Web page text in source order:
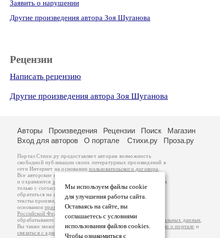
Заявить о нарушении
Другие произведения автора Зоя Шуганова
Рецензии
Написать рецензию
Другие произведения автора Зоя Шуганова
Мы используем файлы cookie
для улучшения работы сайта.
Оставаясь на сайте, вы
соглашаетесь с условиями
использования файлов cookies.
Чтобы ознакомиться с
Авторы Произведения Рецензии Поиск
Магазин
Вход для авторов
О портале Стихи.ру Проза.ру
Портал Стихи.ру предоставляет авторам возможность
свободной публикации своих литературных произведений в
сети Интернет на основаниипользовательского договора
Все авторские права на произведения принадлежат авторам
и охраняются законом
. Перепечатка произведений возможна
только с согласия его автора, к которому вы можете
обратиться на его авторской странице. Ответственность за
тексты произведений авторы несут самостоятельно на
основанииправил публикацииизаконодательства
Российской Федерации
обрабатываются на основанииПолитики обработки персональных данных
Вы также можете посмотреть более подробнуюинформацию о портале и
связаться с администрацией